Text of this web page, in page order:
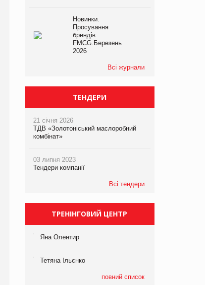
Новинки.
Просування
брендів
FMCG.Березень
2026
Всі журнали
ТЕНДЕРИ
21 січня 2026
ТДВ «Золотоніський маслоробний
комбінат»
03 липня 2023
Тендери компанії
Всі тендери
ТРЕНІНГОВИЙ ЦЕНТР
Яна Олентир
Тетяна Ільєнко
повний список